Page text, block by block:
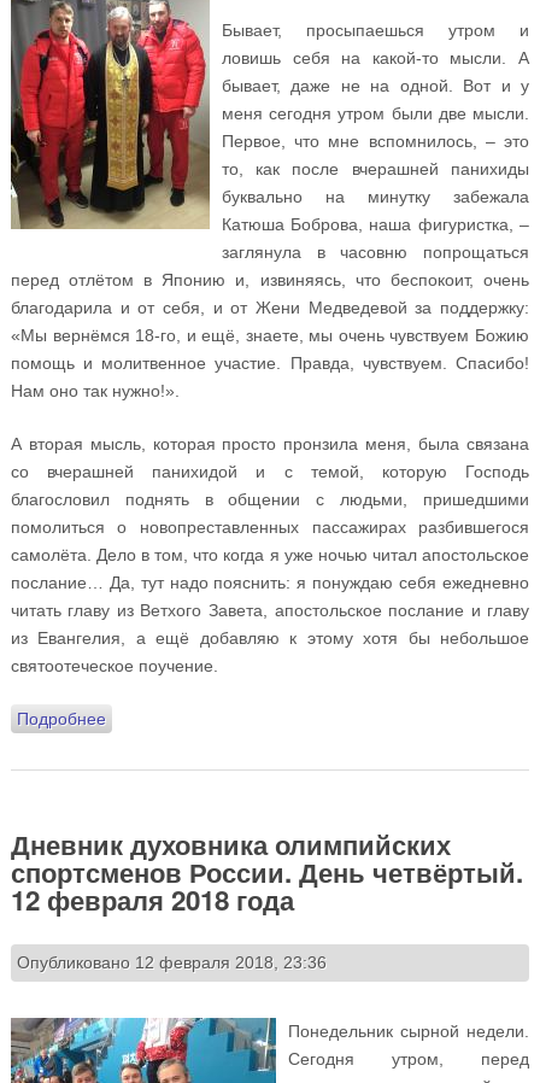
Бывает, просыпаешься утром и
ловишь себя на какой-то мысли. А
бывает, даже не на одной. Вот и у
меня сегодня утром были две мысли.
Первое, что мне вспомнилось, – это
то, как после вчерашней панихиды
буквально на минутку забежала
Катюша Боброва, наша фигуристка, –
заглянула в часовню попрощаться
перед отлётом в Японию и, извиняясь, что беспокоит, очень
благодарила и от себя, и от Жени Медведевой за поддержку:
«Мы вернёмся 18-го, и ещё, знаете, мы очень чувствуем Божию
помощь и молитвенное участие. Правда, чувствуем. Спасибо!
Нам оно так нужно!».
А вторая мысль, которая просто пронзила меня, была связана
со вчерашней панихидой и с темой, которую Господь
благословил поднять в общении с людьми, пришедшими
помолиться о новопреставленных пассажирах разбившегося
самолёта. Дело в том, что когда я уже ночью читал апостольское
послание… Да, тут надо пояснить: я понуждаю себя ежедневно
читать главу из Ветхого Завета, апостольское послание и главу
из Евангелия, а ещё добавляю к этому хотя бы небольшое
святоотеческое поучение.
Подробнеео Дневник духовника олимпийских спортсменов
Дневник духовника олимпийских
спортсменов России. День четвёртый.
12 февраля 2018 года
Опубликовано 12 февраля 2018, 23:36
Понедельник сырной недели.
Сегодня утром, перед